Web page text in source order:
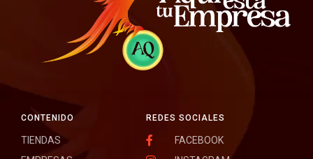
REDES SOCIALES
FACEBOOK
CONTENIDO
TIENDAS